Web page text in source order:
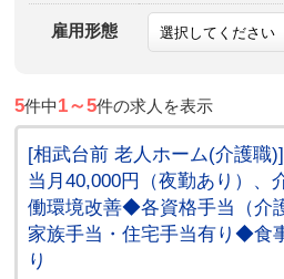
雇用形態
5件中1～5件の求人を表示
[相武台前 老人ホーム(介護
当月40,000円（夜勤あり）、
働環境改善◆各資格手当（介
家族手当・住宅手当有り◆食
り